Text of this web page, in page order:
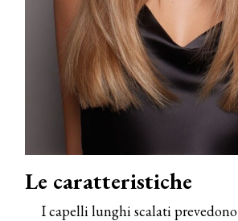
Le caratteristiche
I capelli lunghi scalati